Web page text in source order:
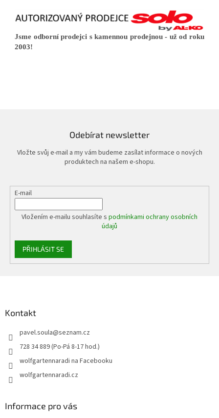
Jsme odborní prodejci s kamennou prodejnou - už od roku
2003!
Odebírat newsletter
Vložte svůj e-mail a my vám budeme zasílat informace o nových
produktech na našem e-shopu.
E-mail
Vložením e-mailu souhlasíte s podmínkami ochrany osobních
údajů
PŘIHLÁSIT SE
Kontakt
pavel.soula@seznam.cz
728 34 889 (Po-Pá 8-17 hod.)
wolfgartennaradi na Facebooku
wolfgartennaradi.cz
Informace pro vás